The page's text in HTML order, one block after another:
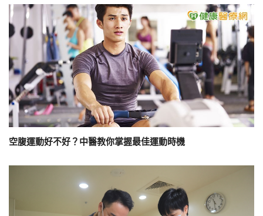
空腹運動好不好？中醫教你掌握最佳運動時機